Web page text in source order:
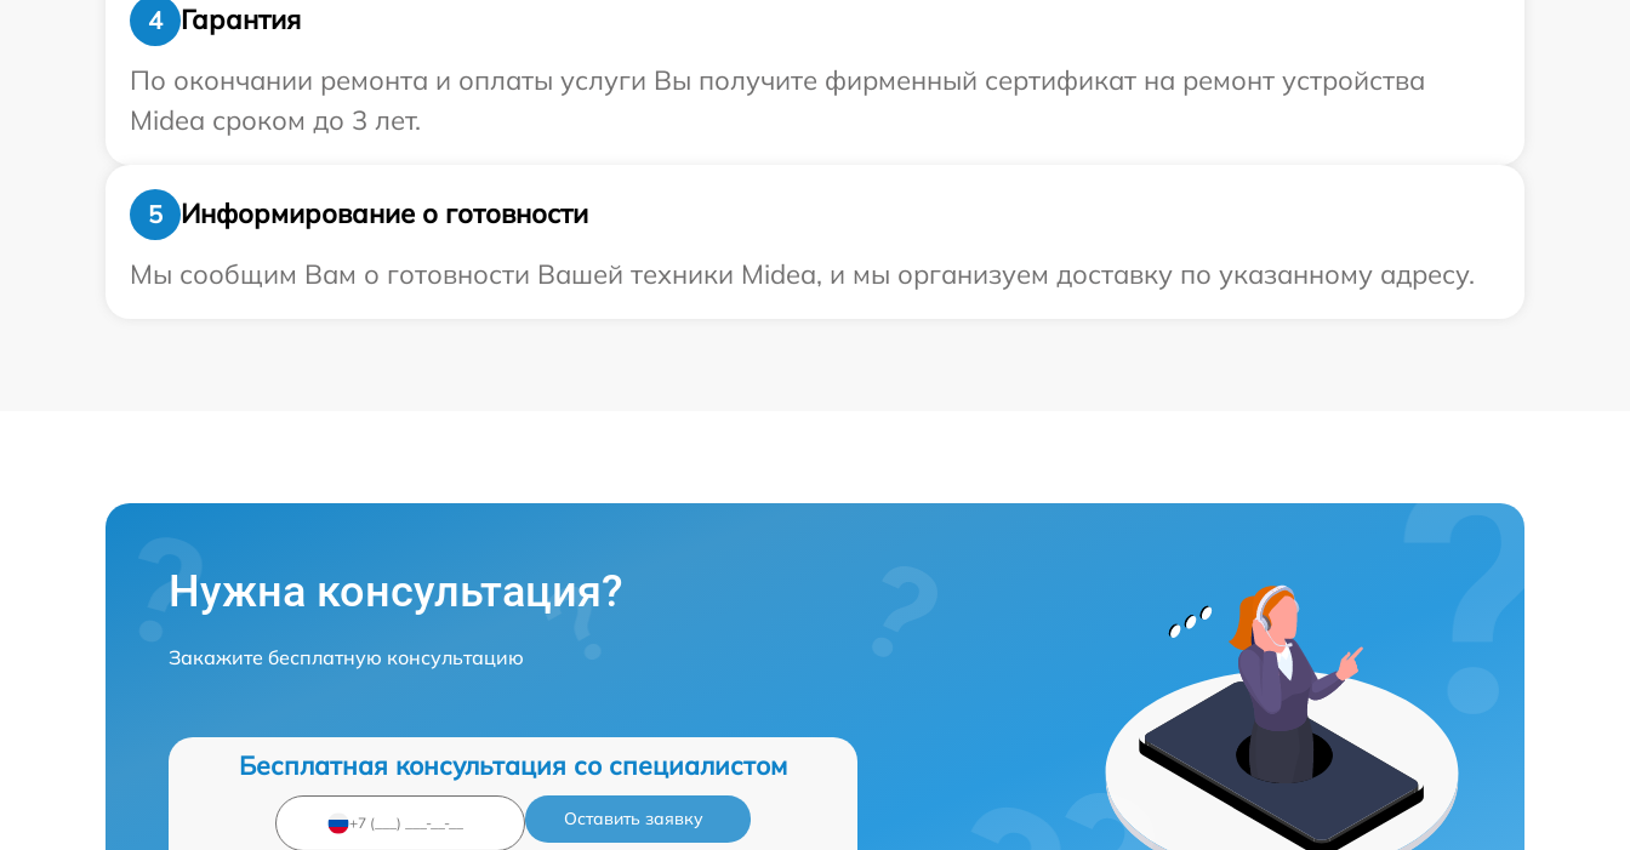
4
Гарантия
По окончании ремонта и оплаты услуги Вы получите фирменный сертификат на ремонт устройства
Midea сроком до 3 лет.
5
Информирование о готовности
Мы сообщим Вам о готовности Вашей техники Midea, и мы организуем доставку по указанному адресу.
Нужна консультация?
Закажите бесплатную консультацию
Бесплатная консультация со специалистом
Оставить заявку